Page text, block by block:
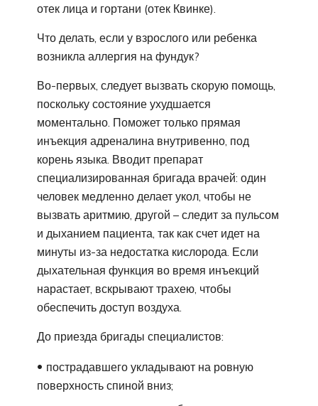
отек лица и гортани (отек Квинке).
Что делать, если у взрослого или ребенка
возникла аллергия на фундук?
Во-первых, следует вызвать скорую помощь,
поскольку состояние ухудшается
моментально. Поможет только прямая
инъекция адреналина внутривенно, под
корень языка. Вводит препарат
специализированная бригада врачей: один
человек медленно делает укол, чтобы не
вызвать аритмию, другой – следит за пульсом
и дыханием пациента, так как счет идет на
минуты из-за недостатка кислорода. Если
дыхательная функция во время инъекций
нарастает, вскрывают трахею, чтобы
обеспечить доступ воздуха.
До приезда бригады специалистов:
пострадавшего укладывают на ровную
поверхность спиной вниз;